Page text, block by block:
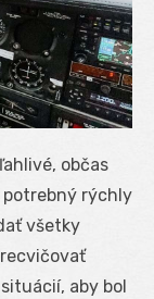
občas
potrebný rýchly
všetky
aby bol